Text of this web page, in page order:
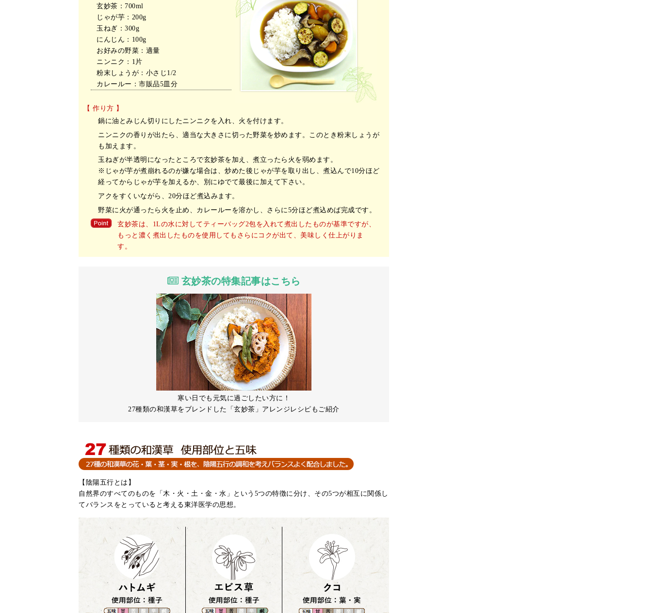
玄妙茶：700ml
じゃが芋：200g
玉ねぎ：300g
にんじん：100g
お好みの野菜：適量
ニンニク：1片
粉末しょうが：小さじ1/2
カレールー：市販品5皿分
【 作り方 】
鍋に油とみじん切りにしたニンニクを入れ、火を付けます。
ニンニクの香りが出たら、適当な大きさに切った野菜を炒めます。このとき粉末しょうが
も加えます。
玉ねぎが半透明になったところで玄妙茶を加え、煮立ったら火を弱めます。
※じゃが芋が煮崩れるのが嫌な場合は、炒めた後じゃが芋を取り出し、煮込んで10分ほど
経ってからじゃが芋を加えるか、別にゆでて最後に加えて下さい。
アクをすくいながら、20分ほど煮込みます。
野菜に火が通ったら火を止め、カレールーを溶かし、さらに5分ほど煮込めば完成です。
玄妙茶は、1Lの水に対してティーバッグ2包を入れて煮出したものが基準ですが、
もっと濃く煮出したものを使用してもさらにコクが出て、美味しく仕上がりま
す。
玄妙茶の特集記事はこちら
寒い日でも元気に過ごしたい方に！
27種類の和漢草をブレンドした「玄妙茶」アレンジレシピもご紹介
【陰陽五行とは】
自然界のすべてのものを「木・火・土・金・水」という5つの特徴に分け、その5つが相互に関係し
てバランスをとっていると考える東洋医学の思想。